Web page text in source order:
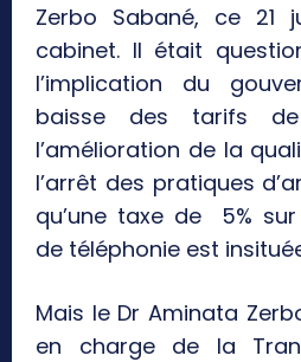
Zerbo Sabané, ce 21
cabinet. Il était
l’implication du
baisse des tarifs de
l’amélioration de la
l’arrêt des pratiques
qu’une taxe de 5%
de téléphonie est
Mais le Dr Aminata
en charge de la